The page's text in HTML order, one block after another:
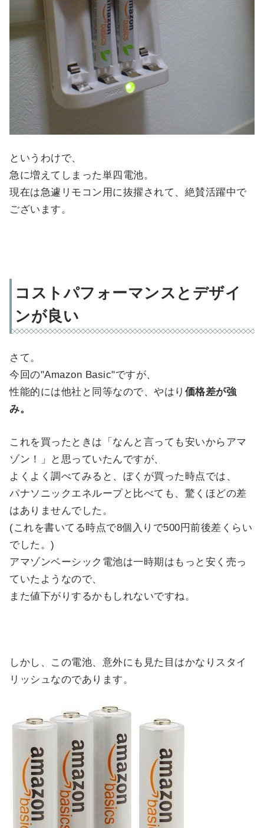
というわけで、
急に増えてしまった単四電池。
現在は急遽リモコン用に抜擢されて、絶賛活躍中で
ございます。
コストパフォーマンスとデザイ
ンが良い
さて。
今回の"Amazon Basic"ですが、
性能的には他社と同等なので、やはり 価格差が強
み。
これを買ったときは「なんと言っても安いからアマ
ゾン！」と思っていたんですが、
よくよく調べてみると、ぼくが買った時点では、
パナソニックエネループと比べても、驚くほどの差
はありませんでした。
(これを書いてる時点で8個入りで500円前後差くらい
でした。)
アマゾンベーシック電池は一時期はもっと安く売っ
ていたようなので、
また値下がりするかもしれないですね。
しかし、この電池、意外にも見た目はかなりスタイ
リッシュなのであります。